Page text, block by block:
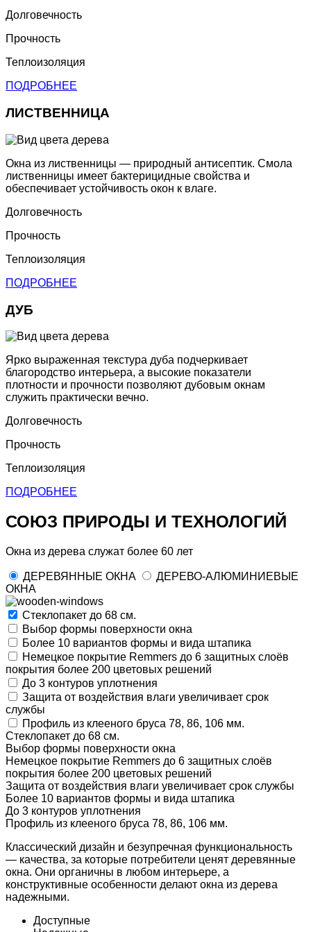
Долговечность
Прочность
Теплоизоляция
ПОДРОБНЕЕ
ЛИСТВЕННИЦА
Окна из лиственницы — природный антисептик. Смола
лиственницы имеет бактерицидные свойства и
обеспечивает устойчивость окон к влаге.
Долговечность
Прочность
Теплоизоляция
ПОДРОБНЕЕ
ДУБ
Ярко выраженная текстура дуба подчеркивает
благородство интерьера, а высокие показатели
плотности и прочности позволяют дубовым окнам
служить практически вечно.
Долговечность
Прочность
Теплоизоляция
ПОДРОБНЕЕ
СОЮЗ ПРИРОДЫ И ТЕХНОЛОГИЙ
Окна из дерева служат более 60 лет
ДЕРЕВЯННЫЕ ОКНА
ДЕРЕВО-АЛЮМИНИЕВЫЕ
ОКНА
Стеклопакет до 68 см.
Выбор формы поверхности окна
Более 10 вариантов формы и вида штапика
Немецкое покрытие Remmers до 6 защитных слоёв
покрытия более 200 цветовых решений
До 3 контуров уплотнения
Защита от воздействия влаги увеличивает срок
службы
Профиль из клееного бруса 78, 86, 106 мм.
Стеклопакет до 68 см.
Выбор формы поверхности окна
Немецкое покрытие Remmers до 6 защитных слоёв
покрытия более 200 цветовых решений
Защита от воздействия влаги увеличивает срок службы
Более 10 вариантов формы и вида штапика
До 3 контуров уплотнения
Профиль из клееного бруса 78, 86, 106 мм.
Классический дизайн и безупречная функциональность
— качества, за которые потребители ценят деревянные
окна. Они органичны в любом интерьере, а
конструктивные особенности делают окна из дерева
надежными.
Доступные